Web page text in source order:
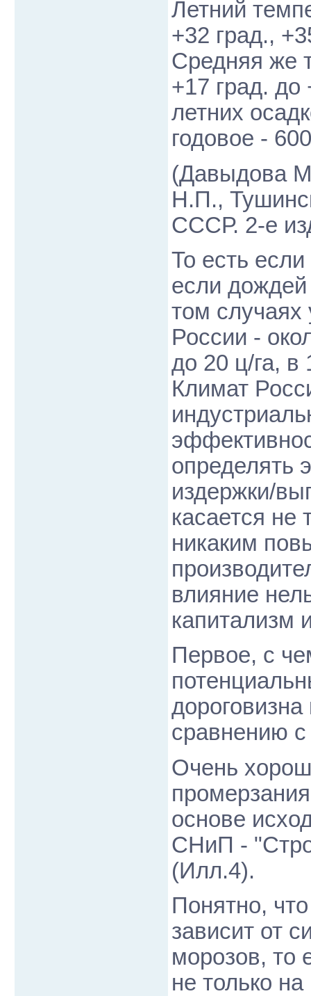
Летний
+32 град.,
Средняя же
+17 град.
летних
годовое -
(Давыдова
Н.П.,
СССР. 2-е
То есть
если
том случаях
России -
до 20 ц/га, в
Климат
определять
издержки/
касается не
никаким
влияние
капитализм
Первое, с
дороговизна
сравнению
Очень
основе
СНиП -
(Илл.4).
Понятно,
зависит от
морозов, то
не только